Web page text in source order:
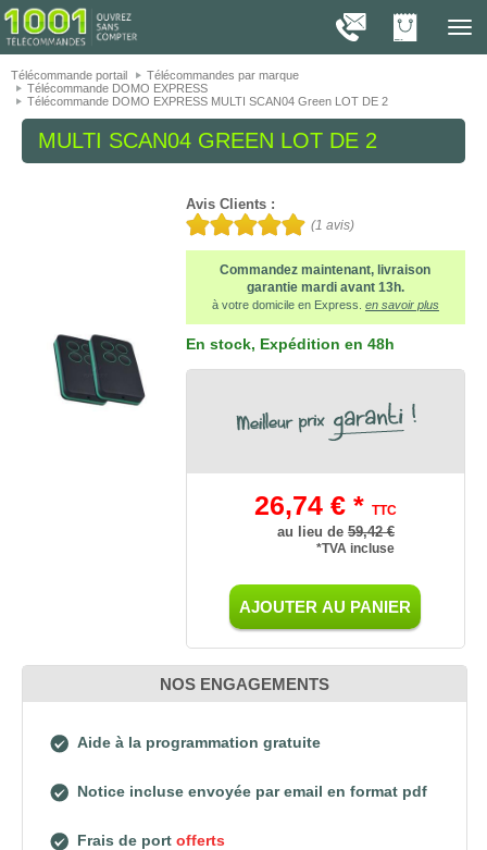
1001
Télécommande portail
Télécommandes par marque
Télécommande DOMO EXPRESS
Télécommande DOMO EXPRESS MULTI SCAN04 Green LOT DE 2
MULTI SCAN04 GREEN LOT DE 2
Avis Clients :
(1 avis)
Commandez maintenant, livraison
garantie mardi avant 13h.
à votre domicile en Express. en savoir plus
En stock, Expédition en 48h
26,74 € * TTC
au lieu de 59,42 €
*TVA incluse
AJOUTER AU PANIER
NOS ENGAGEMENTS
Aide à la programmation gratuite
Notice incluse envoyée par email en format pdf
Frais de port offerts
On vous présente nos cookies !